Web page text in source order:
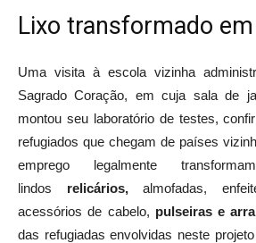
Lixo transformado
Uma visita à escola vizinha
Sagrado Coração, em cuja sala de
montou seu laboratório de testes,
refugiados que chegam de países
emprego legalmente
lindos relicários,almofadas,
acessórios de cabelo, pulseiras e
das refugiadas envolvidas neste